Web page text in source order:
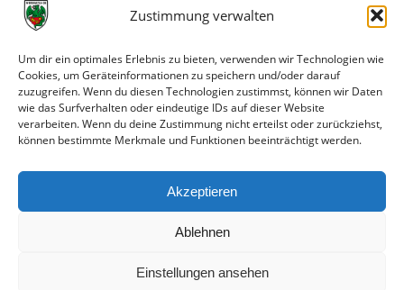
Zustimmung verwalten
Um dir ein optimales Erlebnis zu bieten, verwenden wir Technologien wie
Cookies, um Geräteinformationen zu speichern und/oder darauf
zuzugreifen. Wenn du diesen Technologien zustimmst, können wir Daten
wie das Surfverhalten oder eindeutige IDs auf dieser Website
verarbeiten. Wenn du deine Zustimmung nicht erteilst oder zurückziehst,
können bestimmte Merkmale und Funktionen beeinträchtigt werden.
Akzeptieren
Ablehnen
Einstellungen ansehen
2000 Zuschauer
Tore
Halbzeit 0:0
Info
Wormatia Worms
Kiefer, Fath…
Alle bisherigen Partien der beiden Mannschaften
anzeigen